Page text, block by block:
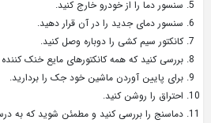
سنسور دما را از خودرو خارج کنید.
سنسور دمای جدید را در آن قرار دهید.
کانکتور سیم کشی را دوباره وصل کنید.
بررسی کنید که همه کانکتورهای مایع خنک
برای پایین آوردن ماشین خود جک را بردارید.
احتراق را روشن کنید.
دماسنج را بررسی کنید و مطمئن شوید که به